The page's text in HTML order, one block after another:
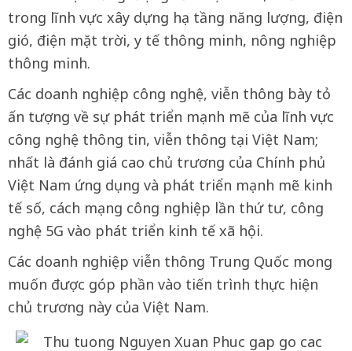
trong lĩnh vực xây dựng hạ tầng năng lượng, điện
gió, điện mặt trời, y tế thông minh, nông nghiệp
thông minh.
Các doanh nghiệp công nghệ, viễn thông bày tỏ
ấn tượng về sự phát triển mạnh mẽ của lĩnh vực
công nghệ thông tin, viễn thông tại Việt Nam;
nhất là đánh giá cao chủ trương của Chính phủ
Việt Nam ứng dụng và phát triển mạnh mẽ kinh
tế số, cách mạng công nghiệp lần thứ tư, công
nghệ 5G vào phát triển kinh tế xã hội.
Các doanh nghiệp viễn thông Trung Quốc mong
muốn được góp phần vào tiến trình thực hiện
chủ trương này của Việt Nam.